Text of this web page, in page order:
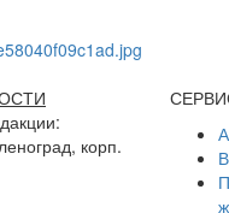
корп.